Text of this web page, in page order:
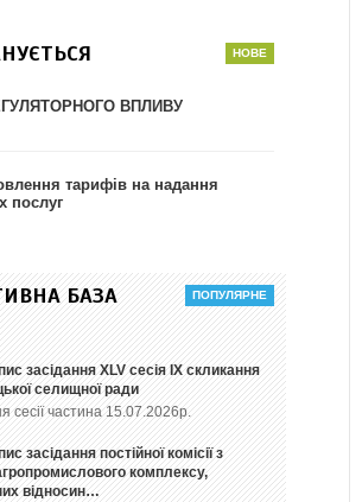
ВПЛИВУ
тарифів на надання
послуг
БАЗА
засідання ХLV сесія ІХ скликання
селищної ради
сесії частина 15.07.2026р.
засідання постійної комісії з
комплексу,
відносин…